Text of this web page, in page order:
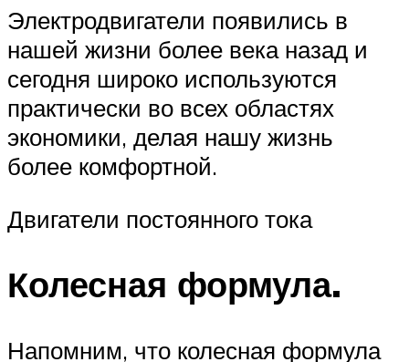
Электродвигатели появились в
нашей жизни более века назад и
сегодня широко используются
практически во всех областях
экономики, делая нашу жизнь
более комфортной.
Двигатели постоянного тока
Колесная формула.
Напомним, что колесная формула